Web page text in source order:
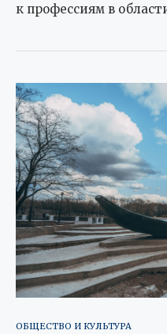
к профессиям в
ОБЩЕСТВО И КУЛЬТУРА